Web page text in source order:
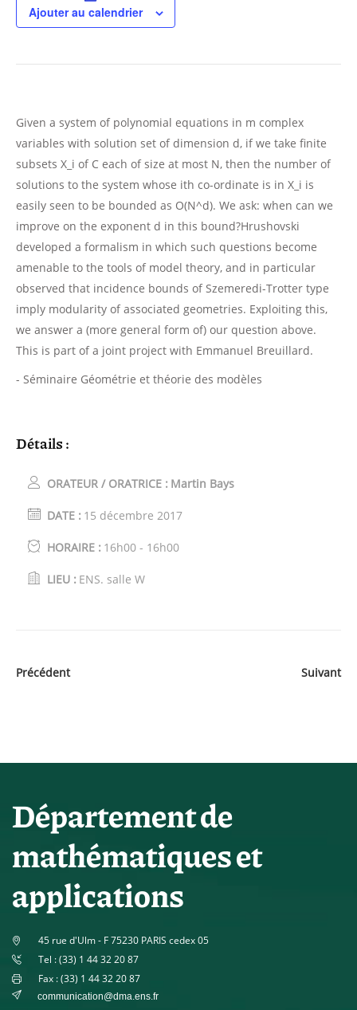
Ajouter au calendrier
Given a system of polynomial equations in m complex
variables with solution set of dimension d, if we take finite
subsets X_i of C each of size at most N, then the number of
solutions to the system whose ith co-ordinate is in X_i is
easily seen to be bounded as O(N^d). We ask: when can we
improve on the exponent d in this bound?Hrushovski
developed a formalism in which such questions become
amenable to the tools of model theory, and in particular
observed that incidence bounds of Szemeredi-Trotter type
imply modularity of associated geometries. Exploiting this,
we answer a (more general form of) our question above.
This is part of a joint project with Emmanuel Breuillard.
- Séminaire Géométrie et théorie des modèles
Détails :
ORATEUR / ORATRICE : Martin Bays
DATE : 15 décembre 2017
HORAIRE : 16h00 - 16h00
LIEU : ENS. salle W
Précédent Suivant
Département de
mathématiques et
applications
45 rue d'Ulm - F 75230 PARIS cedex 05
Tel : (33) 1 44 32 20 87
Fax : (33) 1 44 32 20 87
communication@dma.ens.fr